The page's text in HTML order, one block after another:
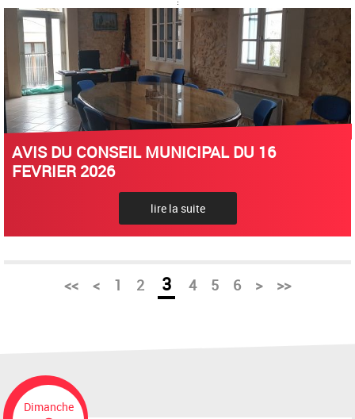
AVIS DU CONSEIL MUNICIPAL DU 16
FEVRIER 2026
lire la suite
<< < 1 2 3 4 5 6 > >>
Dimanche